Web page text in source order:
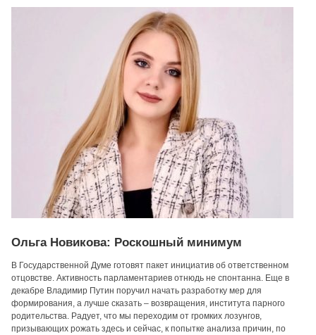
Ольга Новикова: Роскошный минимум
В Государственной Думе готовят пакет инициатив об ответственном
отцовстве. Активность парламентариев отнюдь не спонтанна. Еще в
декабре Владимир Путин поручил начать разработку мер для
формирования, а лучше сказать – возвращения, института парного
родительства. Радует, что мы переходим от громких лозунгов,
призывающих рожать здесь и сейчас, к попытке анализа причин, по